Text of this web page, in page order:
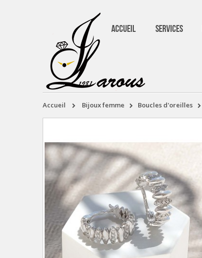
ACCUEIL SERVICES
accueil bijoux femme boucles d'oreilles